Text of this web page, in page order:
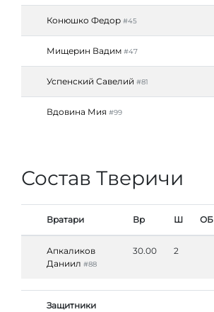
Конюшко Федор #45
Мищерин Вадим #47
Успенский Савелий #81
Вдовина Мия #99
Состав Тверичи
Вратари Вр Ш ОБ
Апкаликов
Даниил #88
30.00 2
Защитники